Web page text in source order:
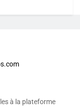
à la plateforme